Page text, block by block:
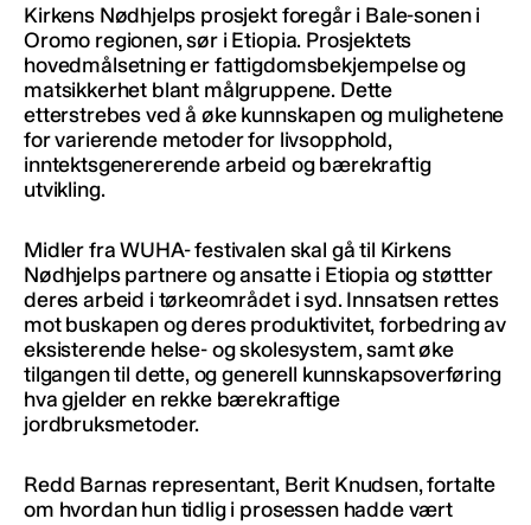
Kirkens Nødhjelps prosjekt foregår i Bale-sonen i
Oromo regionen, sør i Etiopia. Prosjektets
hovedmålsetning er fattigdomsbekjempelse og
matsikkerhet blant målgruppene. Dette
etterstrebes ved å øke kunnskapen og mulighetene
for varierende metoder for livsopphold,
inntektsgenererende arbeid og bærekraftig
utvikling.
Midler fra WUHA- festivalen skal gå til Kirkens
Nødhjelps partnere og ansatte i Etiopia og støttter
deres arbeid i tørkeområdet i syd. Innsatsen rettes
mot buskapen og deres produktivitet, forbedring av
eksisterende helse- og skolesystem, samt øke
tilgangen til dette, og generell kunnskapsoverføring
hva gjelder en rekke bærekraftige
jordbruksmetoder.
Redd Barnas representant, Berit Knudsen, fortalte
om hvordan hun tidlig i prosessen hadde vært